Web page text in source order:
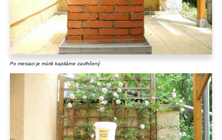
Po mesiaci je múrik kapilárne zavlhčený